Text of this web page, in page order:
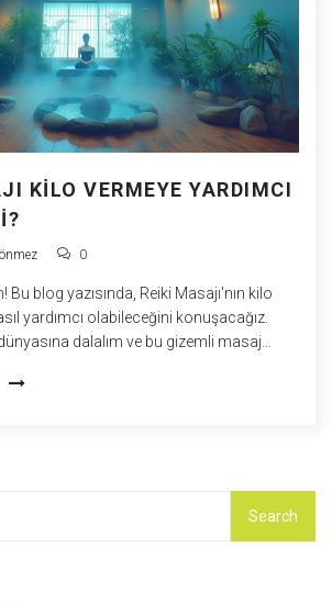
KILO VERMEYE YARDIMCI
0
Bu blog yazısında, Reiki Masajı'nın kilo
yardımcı olabileceğini konuşacağız.
dalalım ve bu gizemli masaj
bir haberim var, bu masaj kilo verme